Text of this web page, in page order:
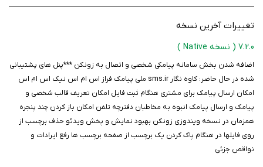
کامپیوتر خود استفاده کنید.
شبکه‌سازی: ویژگی «بنگاه من» به شما این امکان را می‌دهد که کارکنان
سرعت و قدرت: مدیریت هزاران فایل بدون نیاز به کاغذ و دسترسی آسان
به اطلاعات حتی از روی تخت خواب.
پشتیبانی رایگان: پشتیبانی زونکن همیشه رایگان است و می‌توانید از
طریق تلفن یا چت با تیم پشتیبانی در ارتباط باشید.
کنید تا به راحتی به آنها دسترسی داشته باشید.
خروجی اکسل: در صورت نیاز، می‌توانید فایل‌های خود را با فرمت اکسل
تغییرات آخرین نسخه
7.2.0 ( نسخه Native )
اضافه شدن بخش سامانه پیامکی شخصی و اتصال به زونکن ***پنل های پشتیبانی
شده در حال حاضر: کاوه نگار sms.ir ملی پیامک فراز اس ام اس نیک اس ام اس
امکان ارسال پیامک برای مشتری هنگام ثبت فایل امکان تعریف قالب شخصی و
پیامک و ارسال پیامک انبوه به مخاطبان دفترچه تلفن امکان باز کردن چند پنجره
همزمان در نسخه ویندوزی زونکن بهبود نمایش و پخش ویدئو حذف برچسب از
روی فایلها در هنگام پاک کردن یک برچسب از صفحه برچسب ها رفع ایرادات و
نواقص جزئی